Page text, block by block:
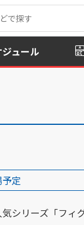
ュール
定
気シリーズ「フィ